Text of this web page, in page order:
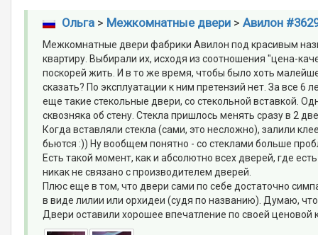
Ольга> Межкомнатные двери> Авилон
Межкомнатные двери фабрики Авилон под красивым
квартиру. Выбирали их, исходя из соотношения "цена-
поскорей жить. И в то же время, чтобы было хоть
сказать? По эксплуатации к ним претензий нет. За все 6
еще такие стекольные двери, со стекольной вставкой.
сквозняка об стену. Стекла пришлось менять сразу в 2
Когда вставляли стекла (сами, это несложно), залили
бьются :)) Ну вообщем понятно - со стеклами больше
Есть такой момент, как и абсолютно всех дверей, где
никак не связано с производителем дверей.
Плюс еще в том, что двери сами по себе достаточно
в виде лилии или орхидеи (судя по названию). Думаю,
Двери оставили хорошее впечатление по своей ценовой